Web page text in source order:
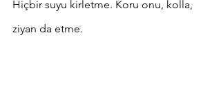
Hiçbir suyu kirletme. Koru onu, kolla,
ziyan da etme.